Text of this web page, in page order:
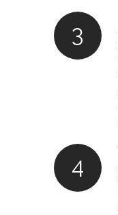
3
4